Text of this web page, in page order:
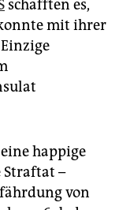
schafften es,
mit ihrer
happige
Straftat –
von